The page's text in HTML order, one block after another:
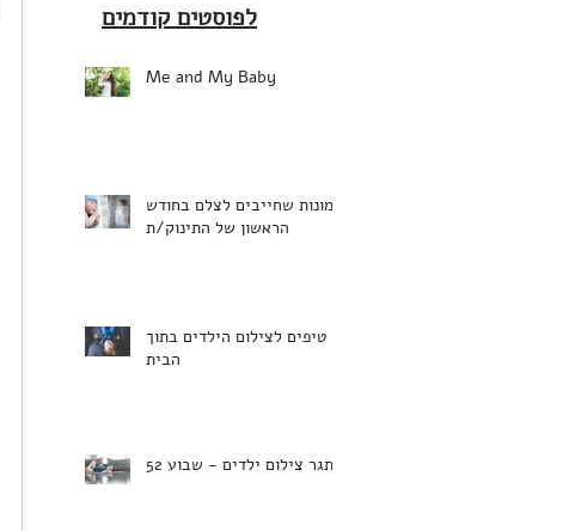
Me and My Baby
תמונות שחייבים לצלם בחודש
הראשון של התינוק/ת
טיפים לצילום הילדים בתוך
הבית
אתגר צילום ילדים - שבוע 52
לפוסטים קודמים